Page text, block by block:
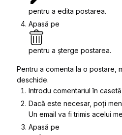
pentru a edita postarea.
Apasă pe
pentru a șterge postarea.
Pentru a comenta la o postare,
deschide.
Introdu comentariul în
Dacă este necesar, poți
Un email va fi trimis acelui
Apasă pe